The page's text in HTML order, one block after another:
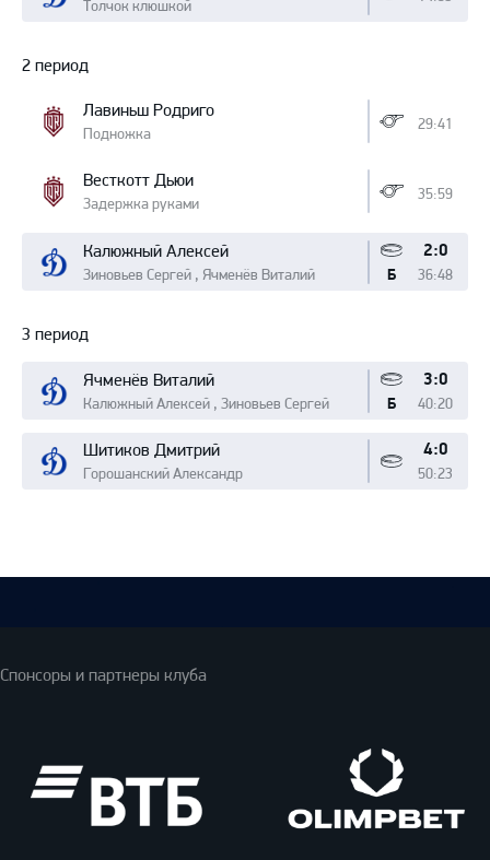
Толчок клюшкой
2 период
Лавиньш Родриго
Подножка
29:41
Весткотт Дьюи
Задержка руками
35:59
Калюжный Алексей
Зиновьев Сергей , Ячменёв Виталий
2:0
36:48
Б
3 период
Ячменёв Виталий
Калюжный Алексей , Зиновьев Сергей
3:0
40:20
Б
Шитиков Дмитрий
Горошанский Александр
4:0
50:23
Спонсоры и партнеры клуба